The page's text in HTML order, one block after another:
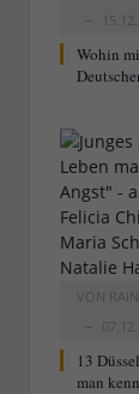
Wohin
VON
13
man